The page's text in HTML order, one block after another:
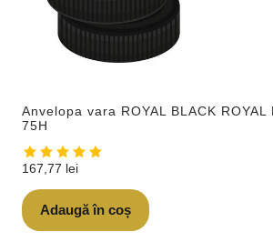
Anvelopa vara ROYAL BLACK
75H
167,77 lei
Adaugă în coș